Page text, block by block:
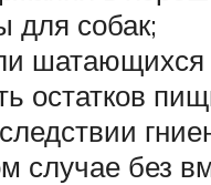
для собак;
случае без